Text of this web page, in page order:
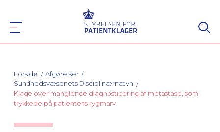
Forside
Afgørelser
Sundhedsvæsenets Disciplinærnævn
Klage over manglende diagnosticering af metastase, som
trykkede på patientens rygmarv